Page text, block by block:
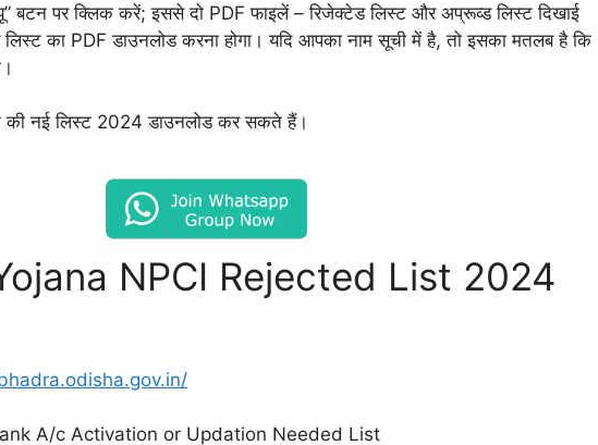
बटन पर क्लिक करें; इससे दो PDF फाइलें – रिजेक्टेड लिस्ट और अप्रूव्ड लिस्ट दिखाई
का PDF डाउनलोड करना होगा। यदि आपका नाम सूची में है, तो इसका मतलब है कि
की नई लिस्ट 2024 डाउनलोड कर सकते हैं।
NPCI Rejected List 2024
A/c Activation or Updation Needed List